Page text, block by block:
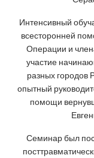
Интенсивный
всесторонней
Операции и
участие
разных городов
опытный
помощи
Семинар был